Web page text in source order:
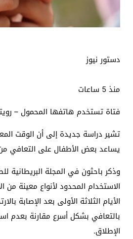
دستور نيوز
منذ 5 ساعات
فتاة تستخدم هاتفها المحمول –
تشير دراسة جديدة إلى أن الوقت
يساعد بعض الأطفال على التعافي من
وذكر باحثون في المجلة البريطانية
الاستخدام المحدود لأنواع معينة من
الأيام الثلاثة الأولى بعد الإصابة
بالتعافي بشكل أسرع مقارنة بعدم
الإطلاق.